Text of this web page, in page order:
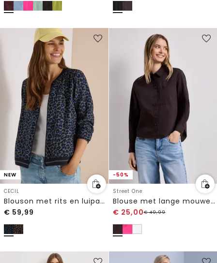
NEW
CECIL
Blouson met rits en luipaardprint
€ 59,99
-50%
Street One
Blouse met lange mouwen en overhemdkraag in keperstof
€ 25,00€49,99